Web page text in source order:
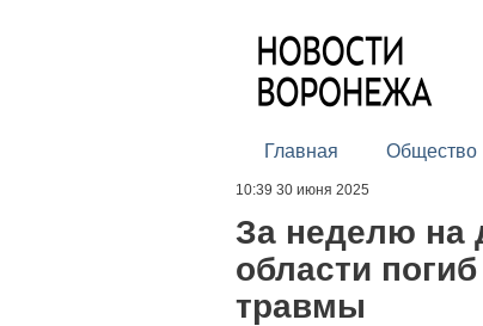
Главная Общество
10:39 30 июня 2025
За неделю на
области
травмы